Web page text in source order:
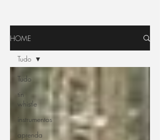
HOME
Tudo
tin
whistle
instrumentos
aprenda
Tudo